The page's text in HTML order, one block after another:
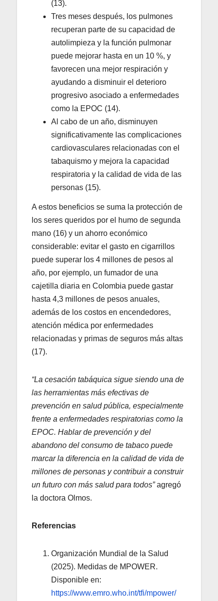
(13).
Tres meses después, los pulmones
recuperan parte de su capacidad de
autolimpieza y la función pulmonar
puede mejorar hasta en un 10 %, y
favorecen una mejor respiración y
ayudando a disminuir el deterioro
progresivo asociado a enfermedades
como la EPOC (14).
Al cabo de un año, disminuyen
significativamente las complicaciones
cardiovasculares relacionadas con el
tabaquismo y mejora la capacidad
respiratoria y la calidad de vida de las
personas (15).
A estos beneficios se suma la protección de
los seres queridos por el humo de segunda
mano (16) y un ahorro económico
considerable: evitar el gasto en cigarrillos
puede superar los 4 millones de pesos al
año, por ejemplo, un fumador de una
cajetilla diaria en Colombia puede gastar
hasta 4,3 millones de pesos anuales,
además de los costos en encendedores,
atención médica por enfermedades
relacionadas y primas de seguros más altas
(17).
“La cesación tabáquica sigue siendo una de
las herramientas más efectivas de
prevención en salud pública, especialmente
frente a enfermedades respiratorias como la
EPOC. Hablar de prevención y del
abandono del consumo de tabaco puede
marcar la diferencia en la calidad de vida de
millones de personas y contribuir a construir
un futuro con más salud para todos”agregó
la doctora Olmos.
Referencias
Organización Mundial de la Salud
(2025). Medidas de MPOWER.
Disponible en:
https://www.emro.who.int/tfi/mpower/